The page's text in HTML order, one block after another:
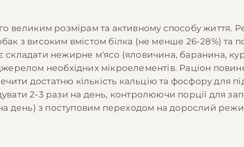
великим розмірам та активному способу життя.
з високим вмістом білка (не менше 26-28%) та
складати нежирне м'ясо (яловичина, баранина,
необхідних мікроелементів. Раціон
достатню кількість кальцію та фосфору для
2-3 рази на день, контролюючи порції для
день) з поступовим переходом на дорослий